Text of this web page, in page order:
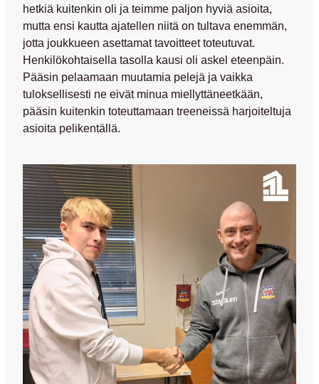
hetkiä kuitenkin oli ja teimme paljon hyviä asioita,
mutta ensi kautta ajatellen niitä on tultava enemmän,
jotta joukkueen asettamat tavoitteet toteutuvat.
Henkilökohtaisella tasolla kausi oli askel eteenpäin.
Pääsin pelaamaan muutamia pelejä ja vaikka
tuloksellisesti ne eivät minua miellyttäneetkään,
pääsin kuitenkin toteuttamaan treeneissä harjoiteltuja
asioita pelikentällä.